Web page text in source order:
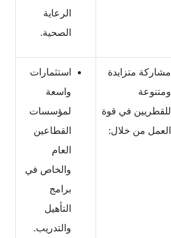
الرعاية
الصحية.
مشاركة متزايدة
ومتنوعة
للقطريين في قوة
العمل من خلال:
استثمارات
واسعة
لمؤسسات
القطاعين
العام
والخاص في
برامج
التأهيل
والتدريب.